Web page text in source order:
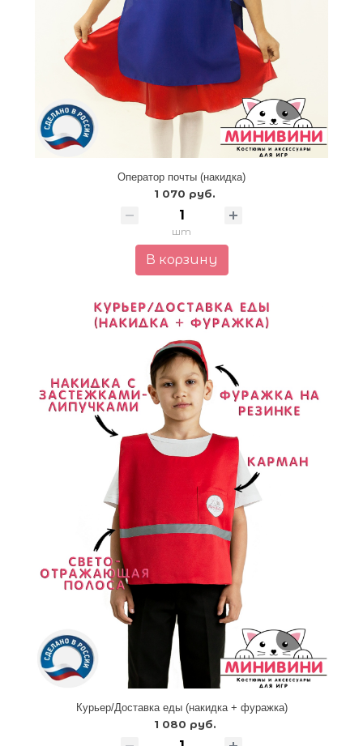
Оператор почты (накидка)
1 070 руб.
шт
В корзину
Курьер/Доставка еды (накидка + фуражка)
1 080 руб.